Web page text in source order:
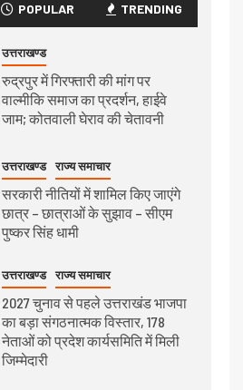
POPULAR TRENDING
उत्तराखण्ड
रुद्रपुर में गिरफ्तारी की मांग पर
वाल्मीकि समाज का प्रदर्शन, हाईवे
जाम; कोतवाली घेराव की चेतावनी
उत्तराखण्ड राज्य समाचार
सरकारी नीतियों में शामिल किए जाएंगे
छात्र – छात्राओं के सुझाव – सीएम
पुष्कर सिंह धामी
उत्तराखण्ड राज्य समाचार
2027 चुनाव से पहले उत्तराखंड भाजपा
का बड़ा संगठनात्मक विस्तार, 178
नेताओं को प्रदेश कार्यसमिति में मिली
जिम्मेदारी